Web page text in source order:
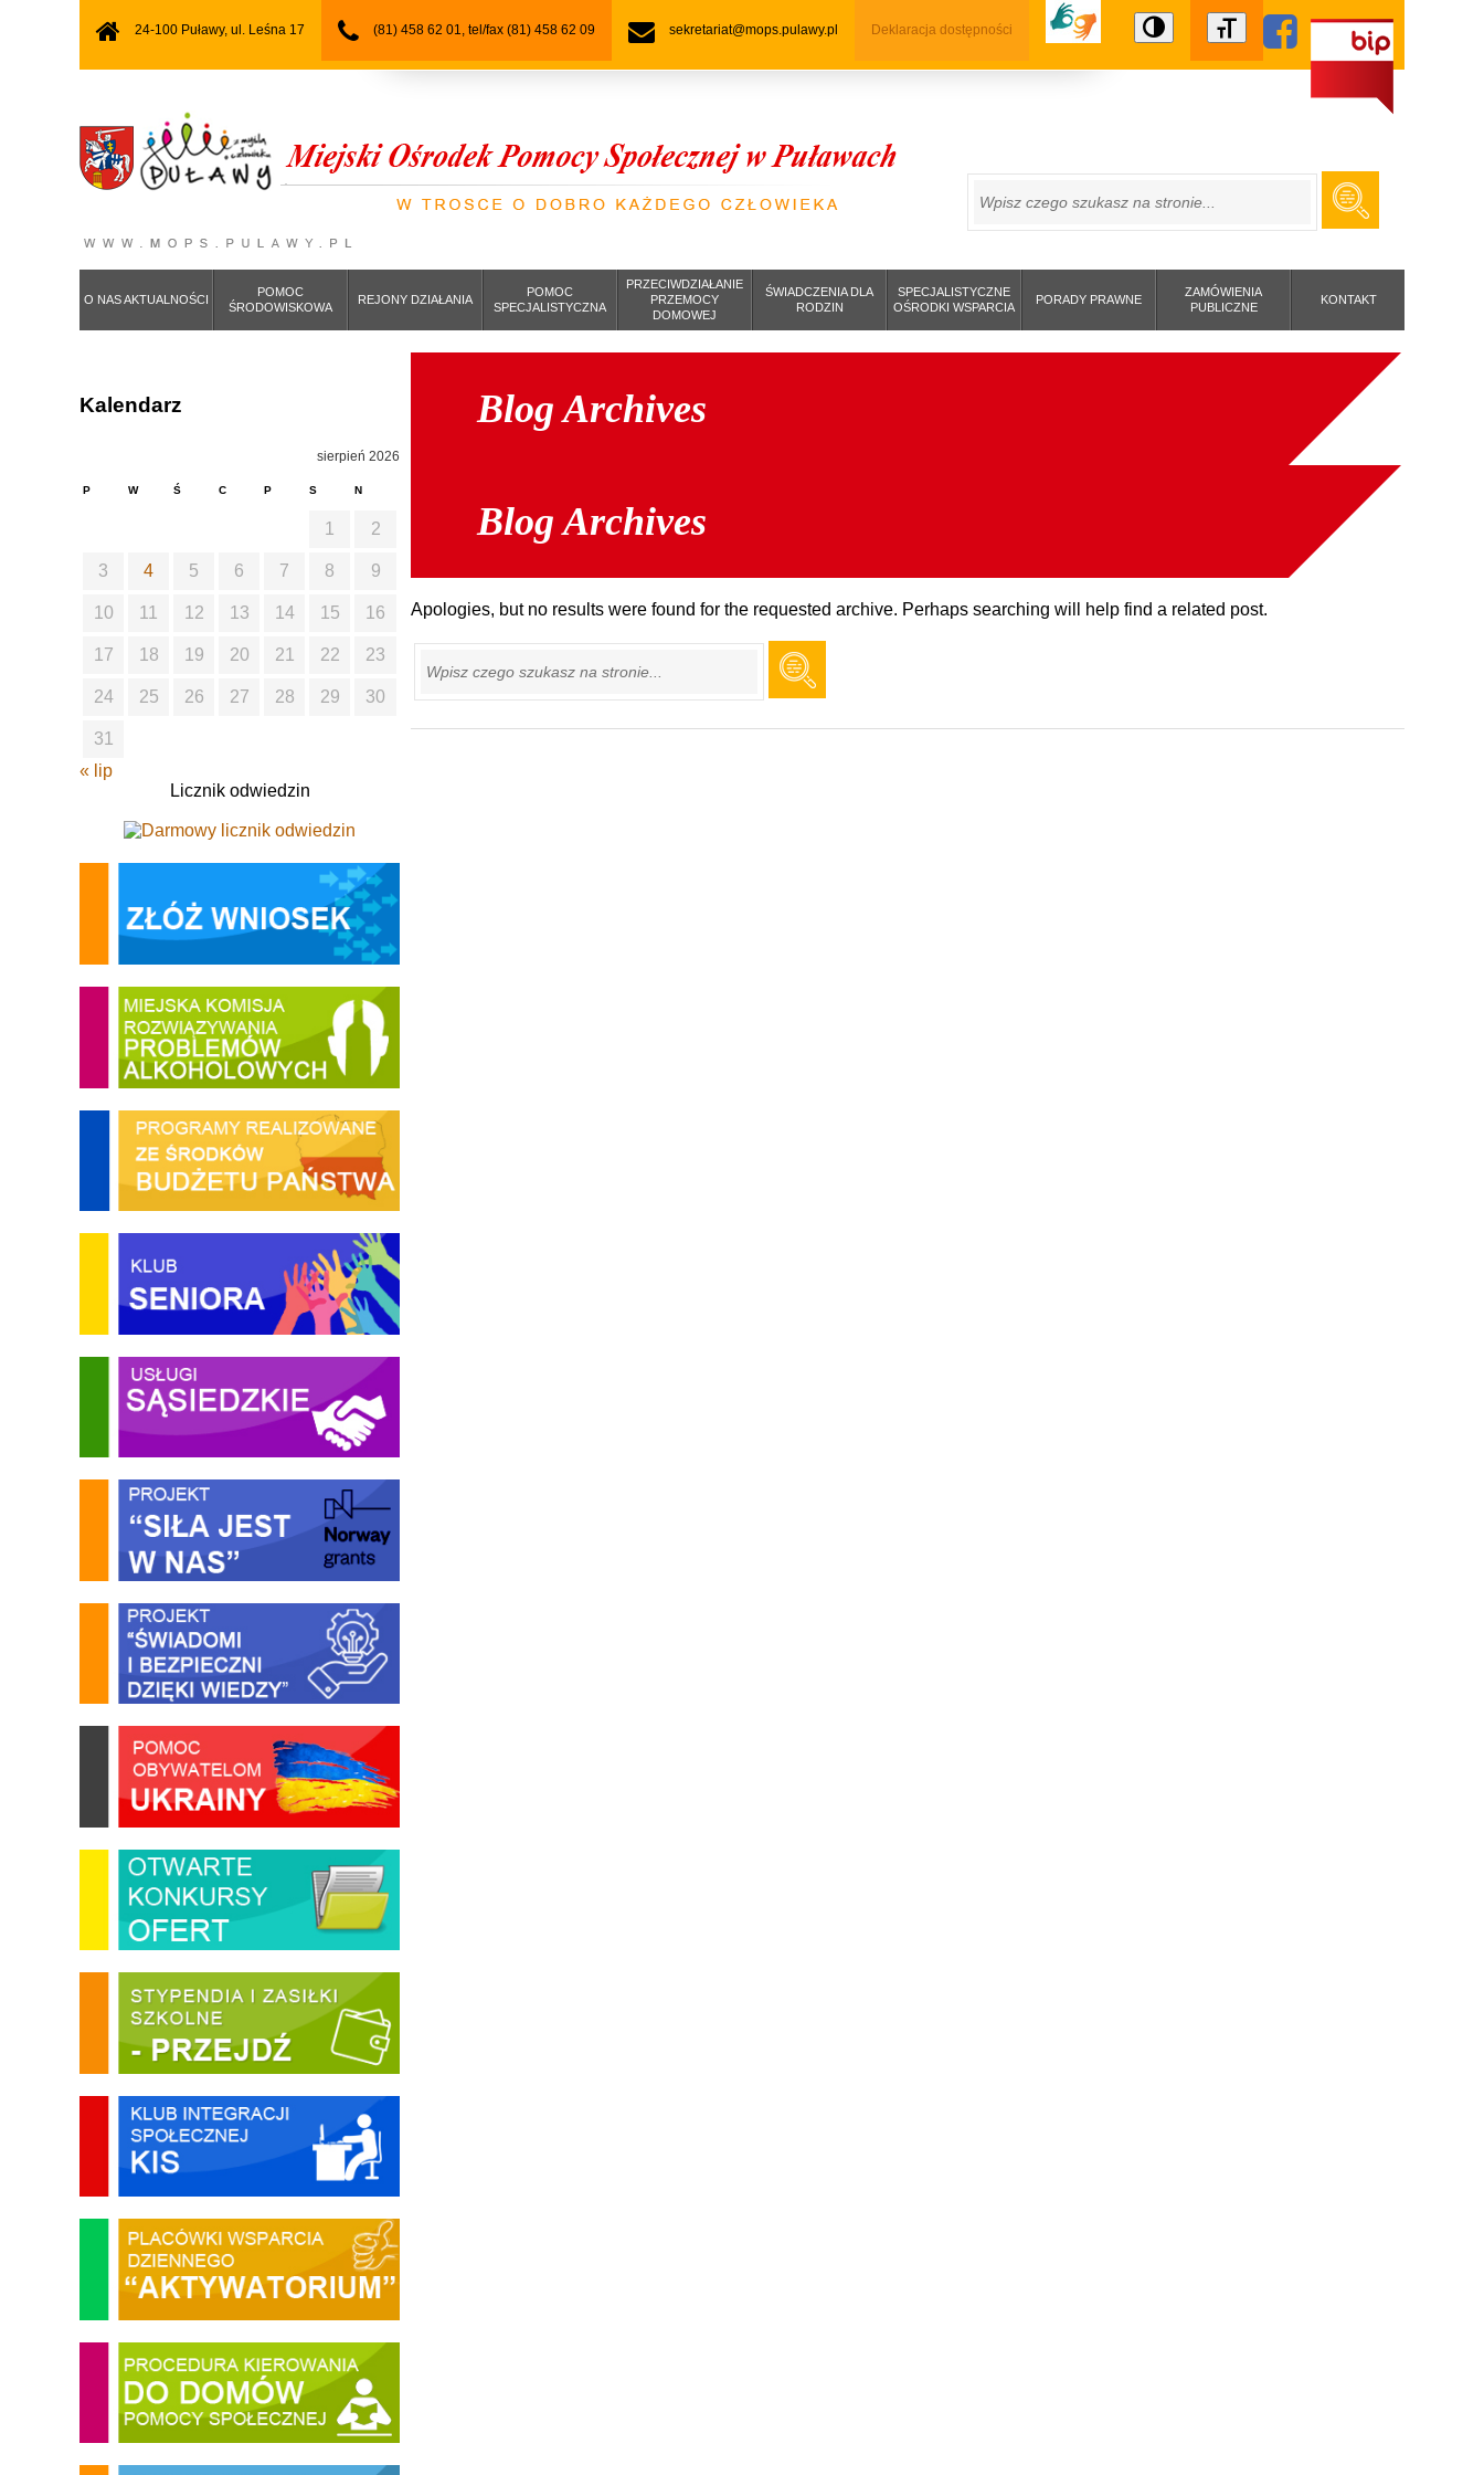
24-100 Puławy, ul. Leśna 17 (81) 458 62 01, tel/fax (81) 458 62 09 sekretariat@mops.pulawy.pl Deklaracja dostępności
SZUKAJ
O NAS AKTUALNOŚCI
POMOC
ŚRODOWISKOWA
REJONY DZIAŁANIA
POMOC
SPECJALISTYCZNA
PRZECIWDZIAŁANIE
PRZEMOCY
DOMOWEJ
ŚWIADCZENIA DLA
RODZIN
SPECJALISTYCZNE
OŚRODKI WSPARCIA
PORADY PRAWNE
ZAMÓWIENIA
PUBLICZNE
KONTAKT
Blog Archives
Blog Archives
Apologies, but no results were found for the requested archive. Perhaps searching will help find a related post.
Szukaj
Kalendarz
sierpień 2026
P W Ś C P S N
1 2
3 4 5 6 7 8 9
10 11 12 13 14 15 16
17 18 19 20 21 22 23
24 25 26 27 28 29 30
31
« lip
Licznik odwiedzin